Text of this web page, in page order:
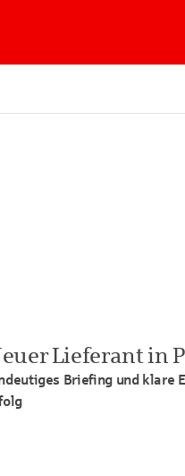
Lieferant in
Briefing und klare